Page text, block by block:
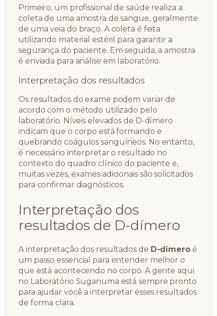
Primeiro, um profissional de saúde realiza a
coleta de uma amostra de sangue, geralmente
de uma veia do braço. A coleta é feita
utilizando material estéril para garantir a
segurança do paciente. Em seguida, a amostra
é enviada para análise em laboratório.
Interpretação dos resultados
Os resultados do exame podem variar de
acordo com o método utilizado pelo
laboratório. Níveis elevados de D-dímero
indicam que o corpo está formando e
quebrando coágulos sanguíneos. No entanto,
é necessário interpretar o resultado no
contexto do quadro clínico do paciente e,
muitas vezes, exames adicionais são solicitados
para confirmar diagnósticos.
Interpretação dos
resultados de D-dímero
A interpretação dos resultados de D-dímeroé
um passo essencial para entender melhor o
que está acontecendo no corpo. A gente aqui
no Laboratório Suganuma está sempre pronto
para ajudar você a interpretar esses resultados
de forma clara.